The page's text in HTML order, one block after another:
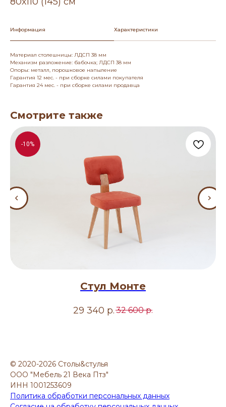
Информация Характеристики
Материал столешницы: ЛДСП 38 мм
Механизм разложение: бабочка; ЛДСП 38 мм
Опоры: металл, порошковое напыление
Гарантия 12 мес. - при сборке силами покупателя
Гарантия 24 мес. - при сборке силами продавца
Смотрите также
-10%
Стул Монте
29 340 р. 32 600 р.
© 2020-2026 Столы&стулья
ООО "Мебель 21 Века Птз"
ИНН 1001253609
Политика обработки персональных данных